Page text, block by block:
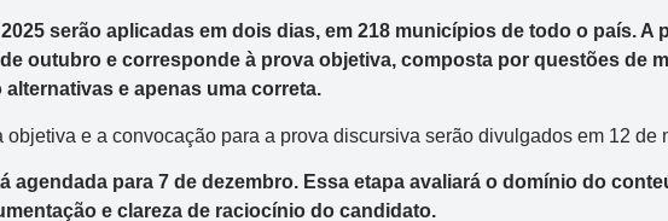
serão aplicadas em dois dias, em 218 municípios de todo o país. A
outubro e corresponde à prova objetiva, composta por questões de
e apenas uma correta.
objetiva e a convocação para a prova discursiva serão divulgados em 12 de
agendada para 7 de dezembro. Essa etapa avaliará o domínio do
e clareza de raciocínio do candidato.